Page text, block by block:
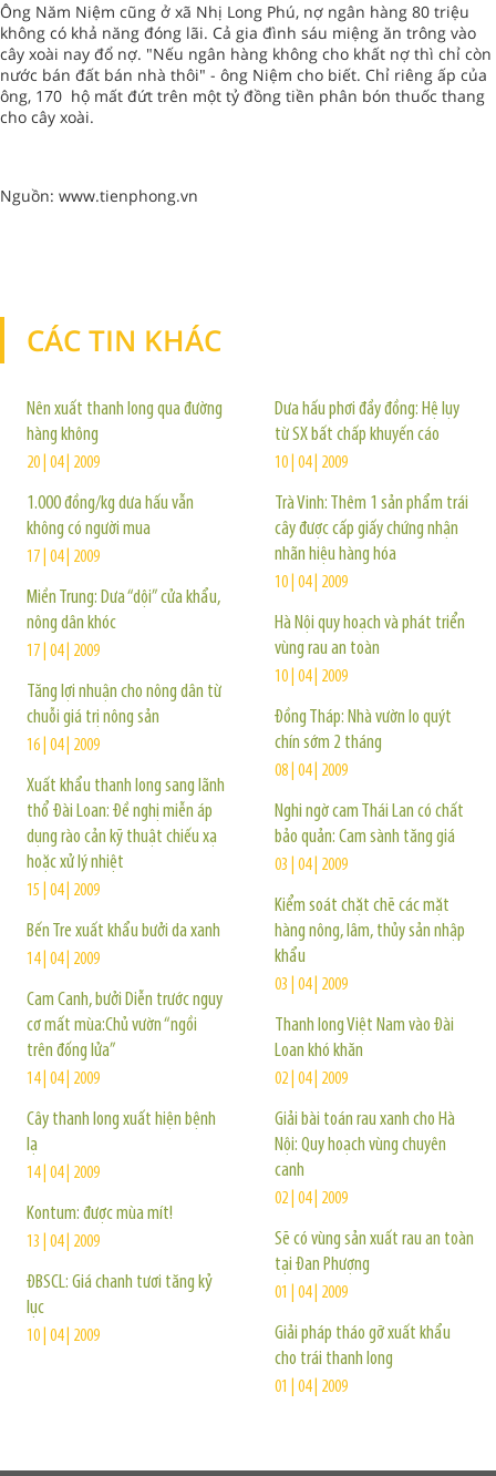
Ông Năm Niệm cũng ở xã Nhị Long Phú, nợ ngân hàng 80 triệu
không có khả năng đóng lãi. Cả gia đình sáu miệng ăn trông vào
cây xoài nay đổ nợ. "Nếu ngân hàng không cho khất nợ thì chỉ còn
nước bán đất bán nhà thôi" - ông Niệm cho biết. Chỉ riêng ấp của
ông, 170 hộ mất đứt trên một tỷ đồng tiền phân bón thuốc thang
cho cây xoài.
Nguồn: www.tienphong.vn
CÁC TIN KHÁC
Nên xuất thanh long qua đường
hàng không
20 | 04 | 2009
1.000 đồng/kg dưa hấu vẫn
không có người mua
17 | 04 | 2009
Miền Trung: Dưa “dội” cửa khẩu,
nông dân khóc
17 | 04 | 2009
Tăng lợi nhuận cho nông dân từ
chuỗi giá trị nông sản
16 | 04 | 2009
Xuất khẩu thanh long sang lãnh
thổ Đài Loan: Đề nghị miễn áp
dụng rào cản kỹ thuật chiếu xạ
hoặc xử lý nhiệt
15 | 04 | 2009
Bến Tre xuất khẩu bưởi da xanh
14 | 04 | 2009
Cam Canh, bưởi Diễn trước nguy
cơ mất mùa:Chủ vườn “ngồi
trên đống lửa”
14 | 04 | 2009
Cây thanh long xuất hiện bệnh
lạ
14 | 04 | 2009
Kontum: được mùa mít!
13 | 04 | 2009
ĐBSCL: Giá chanh tươi tăng kỷ
lục
10 | 04 | 2009
Dưa hấu phơi đầy đồng: Hệ lụy
từ SX bất chấp khuyến cáo
10 | 04 | 2009
Trà Vinh: Thêm 1 sản phẩm trái
cây được cấp giấy chứng nhận
nhãn hiệu hàng hóa
10 | 04 | 2009
Hà Nội quy hoạch và phát triển
vùng rau an toàn
10 | 04 | 2009
Đồng Tháp: Nhà vườn lo quýt
chín sớm 2 tháng
08 | 04 | 2009
Nghi ngờ cam Thái Lan có chất
bảo quản: Cam sành tăng giá
03 | 04 | 2009
Kiểm soát chặt chẽ các mặt
hàng nông, lâm, thủy sản nhập
khẩu
03 | 04 | 2009
Thanh long Việt Nam vào Đài
Loan khó khăn
02 | 04 | 2009
Giải bài toán rau xanh cho Hà
Nội: Quy hoạch vùng chuyên
canh
02 | 04 | 2009
Sẽ có vùng sản xuất rau an toàn
tại Đan Phượng
01 | 04 | 2009
Giải pháp tháo gỡ xuất khẩu
cho trái thanh long
01 | 04 | 2009